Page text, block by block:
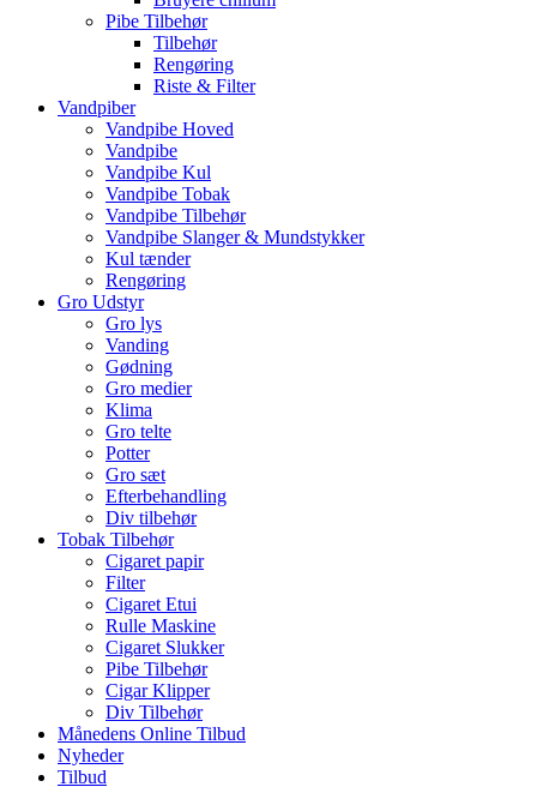
Pibe Tilbehør
Tilbehør
Rengøring
Riste & Filter
Vandpiber
Vandpibe Hoved
Vandpibe
Vandpibe Kul
Vandpibe Tobak
Vandpibe Tilbehør
Vandpibe Slanger & Mundstykker
Kul tænder
Rengøring
Gro Udstyr
Gro lys
Vanding
Gødning
Gro medier
Klima
Gro telte
Potter
Gro sæt
Efterbehandling
Div tilbehør
Tobak Tilbehør
Cigaret papir
Filter
Cigaret Etui
Rulle Maskine
Cigaret Slukker
Pibe Tilbehør
Cigar Klipper
Div Tilbehør
Månedens Online Tilbud
Nyheder
Tilbud